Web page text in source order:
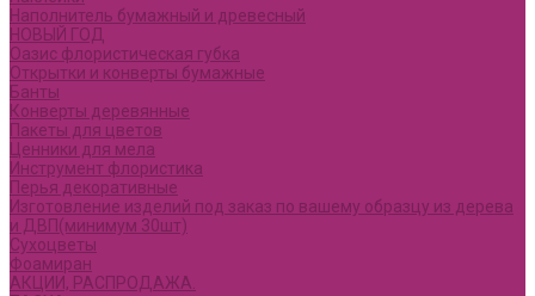
Наполнитель бумажный и древесный
НОВЫЙ ГОД
Оазис флористическая губка
Открытки и конверты бумажные
Банты
Конверты деревянные
Пакеты для цветов
Ценники для мела
Инструмент флористика
Перья декоративные
Изготовление изделий под заказ по вашему образцу из дерева
и ДВП(минимум 30шт)
Сухоцветы
Фоамиран
АКЦИИ, РАСПРОДАЖА.